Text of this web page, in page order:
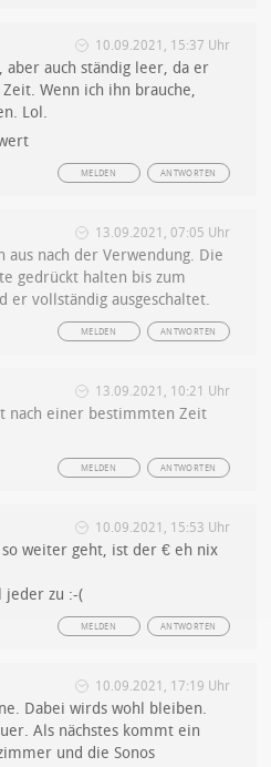
10.09.2021, 15:37 Uhr
auch ständig leer, da er
Wenn ich ihn brauche,
Lol.
ANTWORTEN
MELDEN
13.09.2021, 07:05 Uhr
aus nach der Verwendung. Die
gedrückt halten bis zum
er vollständig ausgeschaltet.
ANTWORTEN
MELDEN
13.09.2021, 10:21 Uhr
nach einer bestimmten Zeit
ANTWORTEN
MELDEN
10.09.2021, 15:53 Uhr
weiter geht, ist der € eh nix
jeder zu :-(
ANTWORTEN
MELDEN
10.09.2021, 17:19 Uhr
Dabei wirds wohl bleiben.
Als nächstes kommt ein
und die Sonos